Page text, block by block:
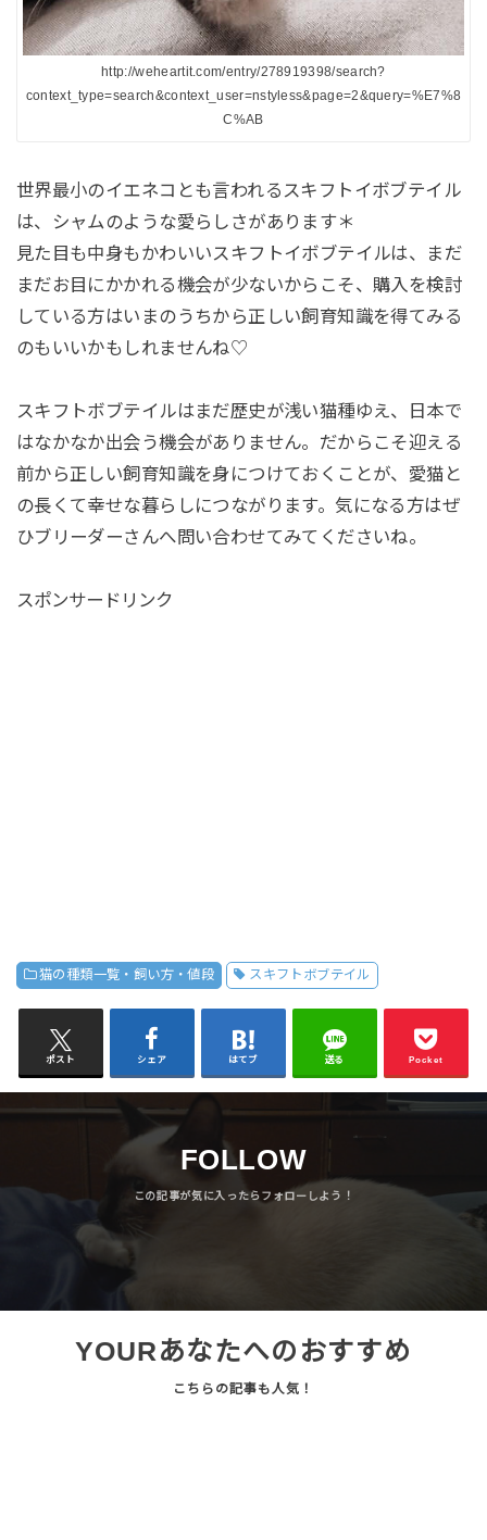
http://weheartit.com/entry/278919398/search?
context_type=search&context_user=nstyless&page=2&query=%E7%8
C%AB
世界最小のイエネコとも言われるスキフトイボブテイル
は、シャムのような愛らしさがあります＊
見た目も中身もかわいいスキフトイボブテイルは、まだ
まだお目にかかれる機会が少ないからこそ、購入を検討
している方はいまのうちから正しい飼育知識を得てみる
のもいいかもしれませんね♡
スキフトボブテイルはまだ歴史が浅い猫種ゆえ、日本で
はなかなか出会う機会がありません。だからこそ迎える
前から正しい飼育知識を身につけておくことが、愛猫と
の長くて幸せな暮らしにつながります。気になる方はぜ
ひブリーダーさんへ問い合わせてみてくださいね。
スポンサードリンク
猫の種類一覧・飼い方・値段 スキフトボブテイル
ポスト シェア はてブ 送る Pocket
FOLLOW
YOURあなたへのおすすめ